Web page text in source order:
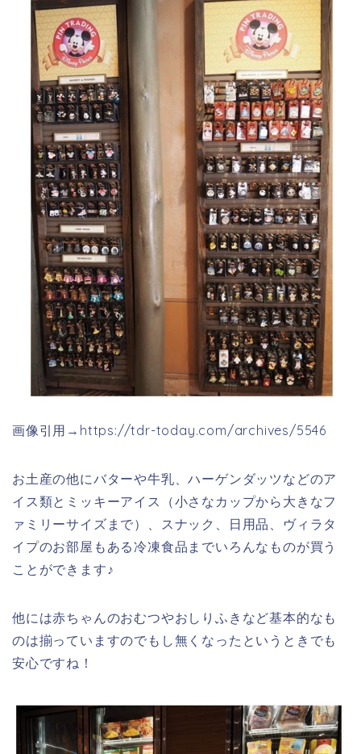
画像引用→https://tdr-today.com/archives/5546
お土産の他にバターや牛乳、ハーゲンダッツなどのア
イス類とミッキーアイス（小さなカップから大きなフ
ァミリーサイズまで）、スナック、日用品、 ヴィラタ
イプのお部屋もある冷凍食品までいろんなものが買う
ことができます♪
他には赤ちゃんのおむつやおしりふきなど基本的なも
のは揃っていますのでもし無くなったというときでも
安心ですね！